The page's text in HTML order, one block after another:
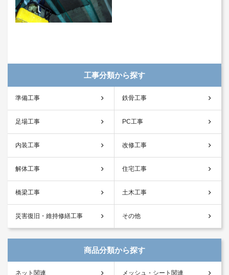
工事分類から探す
準備工事 鉄骨工事
足場工事 PC工事
内装工事 改修工事
解体工事 住宅工事
橋梁工事 土木工事
災害復旧・維持修繕工事 その他
商品分類から探す
ネット関連 メッシュ・シート関連